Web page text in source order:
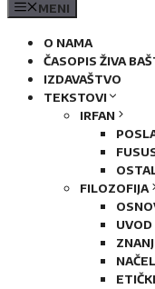
MENI
O NAMA
ČASOPIS ŽIVA
IZDAVAŠTVO
TEKSTOVI
IRFAN
FILOZOFIJA
UVOD